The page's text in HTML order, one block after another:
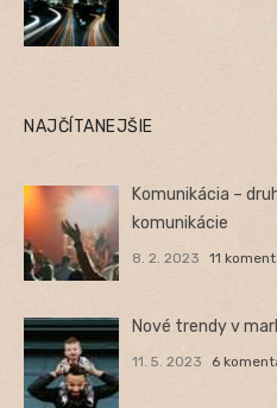
NAJČÍTANEJŠIE
Komunikácia –
komunikácie
8. 2. 2023 11
Nové trendy v
11. 5. 2023 6